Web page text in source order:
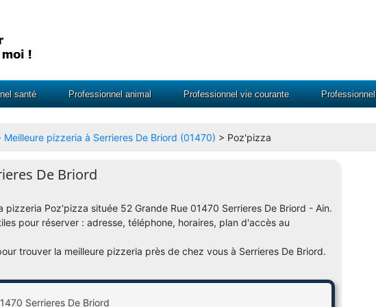
santé Professionnel animal Professionnel vie courante
Meilleure pizzeria à Serrieres De Briord (01470) > Poz'pizza
De Briord
Poz'pizza située 52 Grande Rue 01470 Serrieres De Briord - Ain.
pour réserver : adresse, téléphone, horaires, plan d'accès au
trouver la meilleure pizzeria près de chez vous à Serrieres De Briord.
Serrieres De Briord